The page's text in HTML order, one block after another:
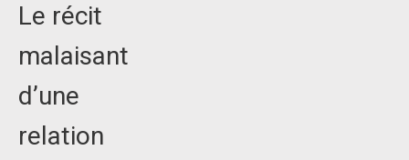
Le récit
malaisant
d’une
relation